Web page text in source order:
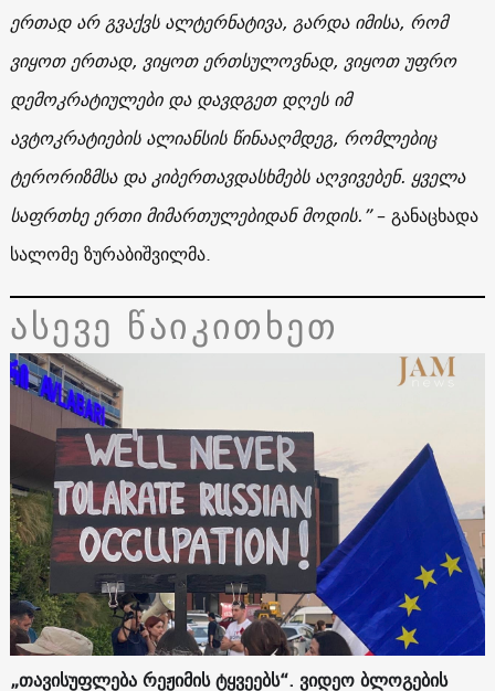
ერთად არ გვაქვს ალტერნატივა, გარდა იმისა, რომ
ვიყოთ ერთად, ვიყოთ ერთსულოვნად, ვიყოთ უფრო
დემოკრატიულები და დავდგეთ დღეს იმ
ავტოკრატიების ალიანსის წინააღმდეგ, რომლებიც
ტერორიზმსა და კიბერთავდასხმებს აღვივებენ. ყველა
საფრთხე ერთი მიმართულებიდან მოდის.”– განაცხადა
სალომე ზურაბიშვილმა.
ასევე წაიკითხეთ
„თავისუფლება რეჟიმის ტყვეებს“. ვიდეო ბლოგების